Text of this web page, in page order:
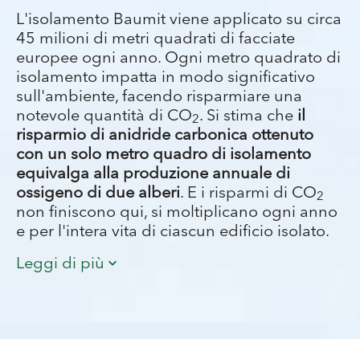
L'isolamento Baumit viene applicato su circa
45 milioni di metri quadrati di facciate
europee ogni anno. Ogni metro quadrato di
isolamento impatta in modo significativo
sull'ambiente, facendo risparmiare una
notevole quantità di CO2. Si stima cheil
risparmio di anidride carbonica ottenuto
con un solo metro quadro di isolamento
equivalga alla produzione annuale di
ossigeno di due alberi. E i risparmi di CO2
non finiscono qui, si moltiplicano ogni anno
e per l'intera vita di ciascun edificio isolato.
Leggi di più